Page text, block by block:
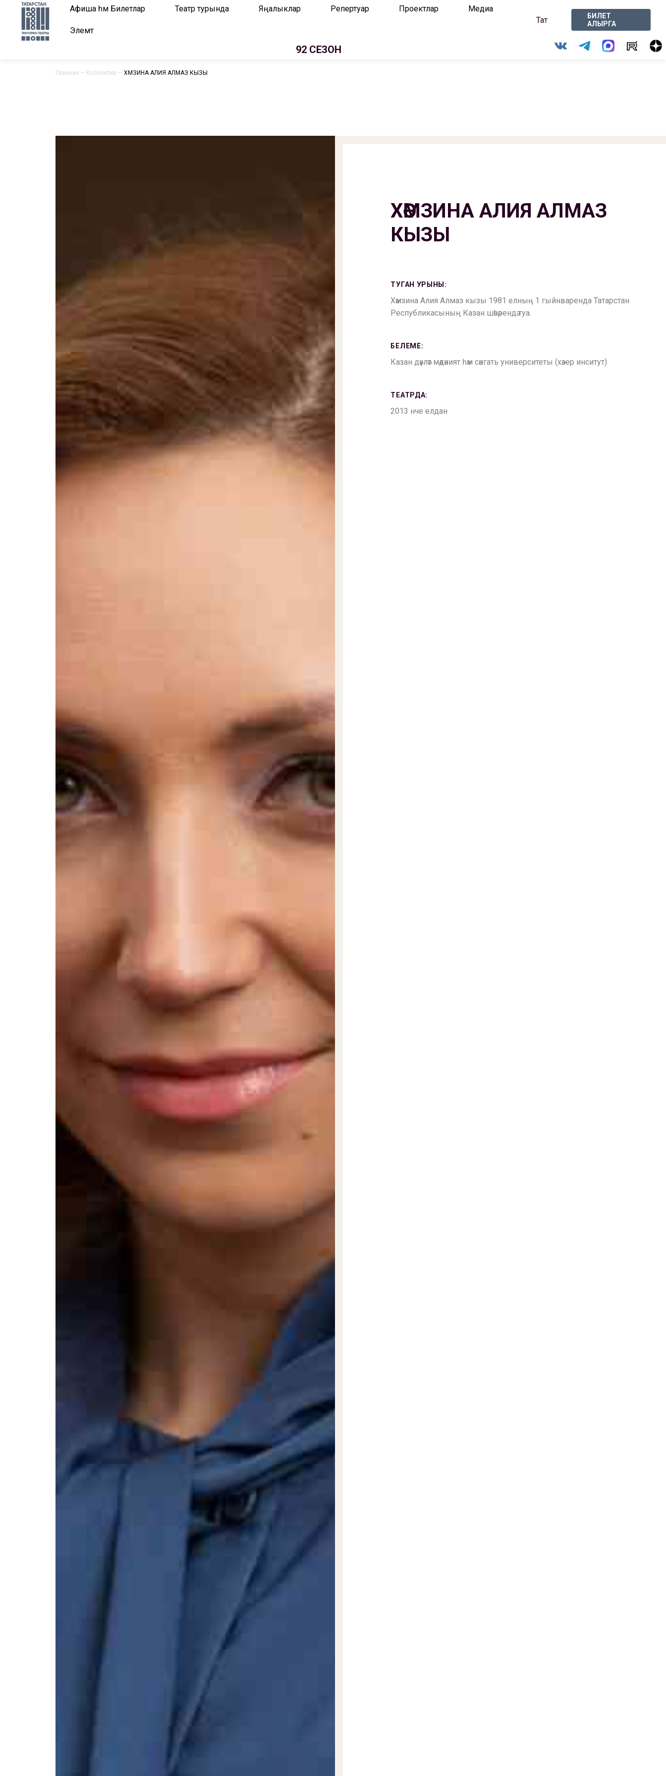
Афиша һәм Билетлар Театр турында Яңалыклар Репертуар Проектлар Медиа
Элемтә
Тат
БИЛЕТ
АЛЫРГА
92 СЕЗОН
Репертуар
Элемтә
Главная — Коллектив — ХӘМЗИНА АЛИЯ АЛМАЗ КЫЗЫ
ХӘМЗИНА АЛИЯ АЛМАЗ
КЫЗЫ
ТУГАН УРЫНЫ:
Хәмзина Алия Алмаз кызы 1981 елның 1 гыйнваренда Татарстан
Республикасының Казан шәһәрендә туа.
БЕЛЕМЕ:
Казан дәүләт мәдәният һәм сәнгать университеты (хәзер инситут)
ТЕАТРДА:
2013 нче елдан